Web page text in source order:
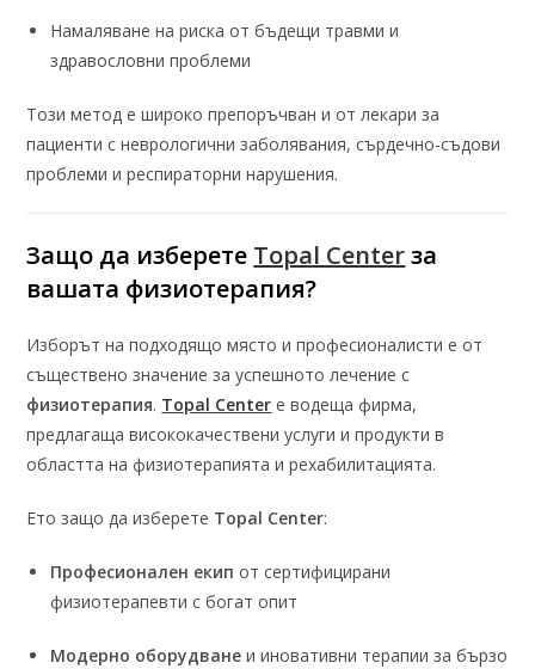
Намаляване на риска от бъдещи травми и
здравословни проблеми
Този метод е широко препоръчван и от лекари за
пациенти с неврологични заболявания, сърдечно-съдови
проблеми и респираторни нарушения.
Защо да изберете Topal Centerза
вашата физиотерапия?
Изборът на подходящо място и професионалисти е от
съществено значение за успешното лечение с
физиотерапия. Topal Center е водеща фирма,
предлагаща висококачествени услуги и продукти в
областта на физиотерапията и рехабилитацията.
Ето защо да изберете Topal Center:
Професионален екип от сертифицирани
физиотерапевти с богат опит
Модерно оборудване и иновативни терапии за бързо